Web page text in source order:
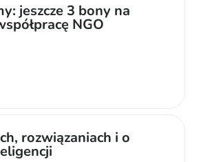
jeszcze 3 bony na
NGO
rozwiązaniach i o